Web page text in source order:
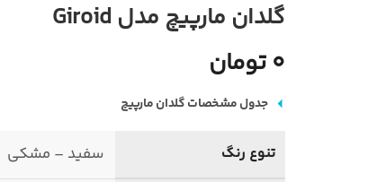
گلدان مارپیچ مدل Giroid
0 تومان
جدول مشخصات گلدان مارپیچ
تنوع رنگ سفید – مشکی